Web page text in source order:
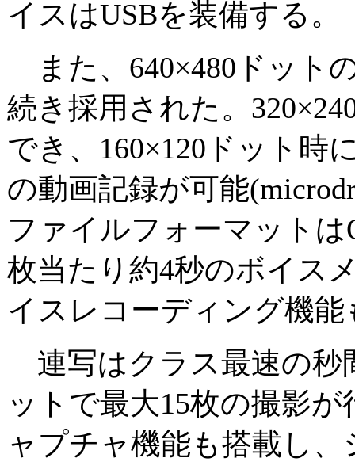
イスはUSBを装備する。
また、640×480ドット
続き採用された。
でき、160×120ドット時
の動画記録が可能
ファイルフォーマットは
枚当たり約4秒のボイス
イスレコーディング機能
連写はクラス最速の秒
ットで最大15枚の撮影
ャプチャ機能も搭載し